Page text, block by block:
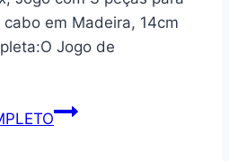
12cm
2300ml.
cabo em Madeira, 14cm
Jogo de
Tuut,